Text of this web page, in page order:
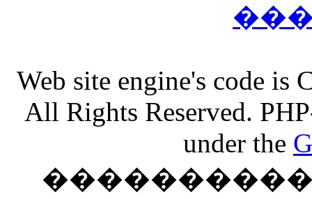
Web site engine's code
All Rights Reserved.
under the
����������